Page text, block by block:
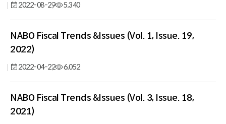
2022-08-29 5,340
NABO Fiscal Trends &Issues (Vol. 1, Issue. 19,
2022)
2022-04-22 6,052
NABO Fiscal Trends &Issues (Vol. 3, Issue. 18,
2021)